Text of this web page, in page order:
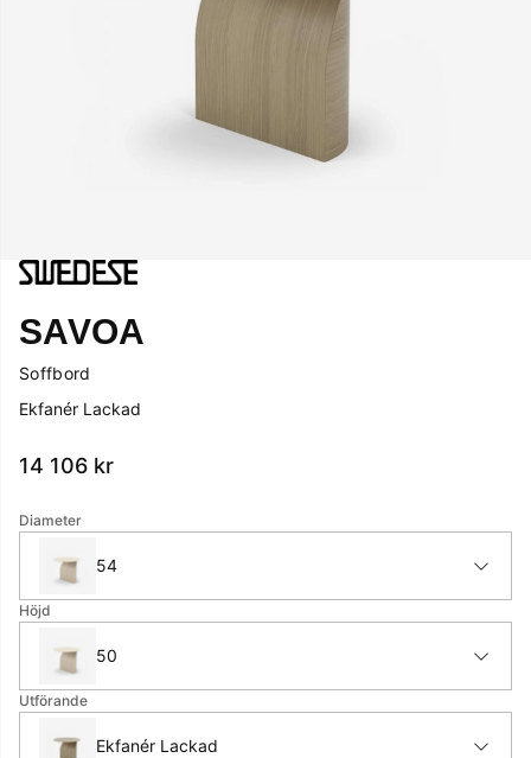
SAVOA
Soffbord
Ekfanér Lackad
14 106 kr
Diameter
54
Höjd
50
Utförande
Ekfanér Lackad